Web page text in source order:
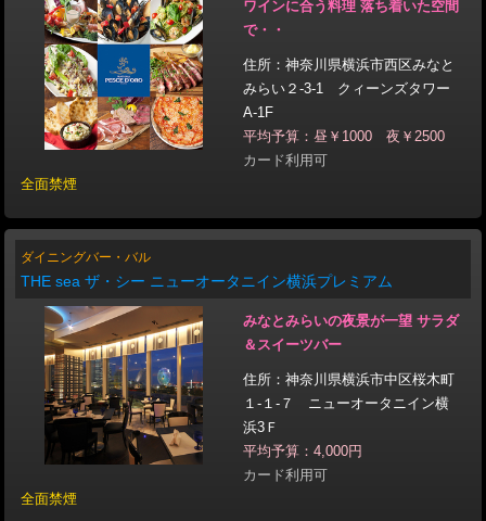
ワインに合う料理 落ち着いた空間
で・・
住所：神奈川県横浜市西区みなと
みらい２-3-1 クィーンズタワー
A-1F
平均予算：昼￥1000 夜￥2500
カード利用可
全面禁煙
ダイニングバー・バル
THE sea ザ・シー ニューオータニイン横浜プレミアム
みなとみらいの夜景が一望 サラダ
＆スイーツバー
住所：神奈川県横浜市中区桜木町
１-１-７ ニューオータニイン横
浜3Ｆ
平均予算：4,000円
カード利用可
全面禁煙